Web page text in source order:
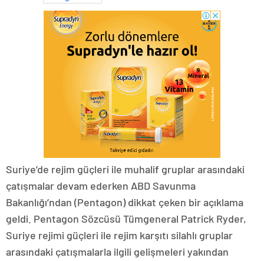
Suriye’de rejim güçleri ile muhalif gruplar arasındaki
çatışmalar devam ederken ABD Savunma
Bakanlığı’ndan (Pentagon) dikkat çeken bir açıklama
geldi. Pentagon Sözcüsü Tümgeneral Patrick Ryder,
Suriye rejimi güçleri ile rejim karşıtı silahlı gruplar
arasındaki çatışmalarla ilgili gelişmeleri yakından